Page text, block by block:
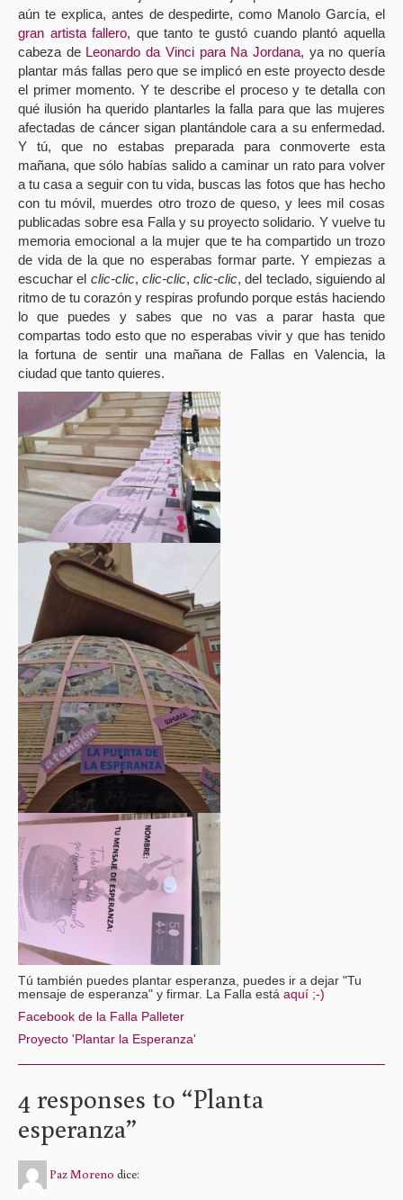
aún te explica, antes de despedirte, como Manolo García, el
gran artista fallero, que tanto te gustó cuando plantó aquella
cabeza de Leonardo da Vinci para Na Jordana, ya no quería
plantar más fallas pero que se implicó en este proyecto desde
el primer momento. Y te describe el proceso y te detalla con
qué ilusión ha querido plantarles la falla para que las mujeres
afectadas de cáncer sigan plantándole cara a su enfermedad.
Y tú, que no estabas preparada para conmoverte esta
mañana, que sólo habías salido a caminar un rato para volver
a tu casa a seguir con tu vida, buscas las fotos que has hecho
con tu móvil, muerdes otro trozo de queso, y lees mil cosas
publicadas sobre esa Falla y su proyecto solidario. Y vuelve tu
memoria emocional a la mujer que te ha compartido un trozo
de vida de la que no esperabas formar parte. Y empiezas a
escuchar el clic-clic, clic-clic, clic-clic, del teclado, siguiendo al
ritmo de tu corazón y respiras profundo porque estás haciendo
lo que puedes y sabes que no vas a parar hasta que
compartas todo esto que no esperabas vivir y que has tenido
la fortuna de sentir una mañana de Fallas en Valencia, la
ciudad que tanto quieres.
Tú también puedes plantar esperanza, puedes ir a dejar "Tu
mensaje de esperanza" y firmar. La Falla está aquí ;-)
Facebook de la Falla Palleter
Proyecto 'Plantar la Esperanza'
4 responses to “Planta
esperanza”
Paz Moreno dice: